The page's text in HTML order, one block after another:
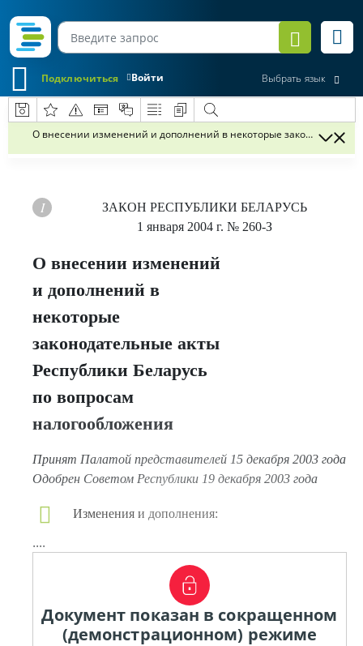
Войти
Подключиться Выбрать язык
О внесении изменений и дополнений в некоторые
ЗАКОН РЕСПУБЛИКИ БЕЛАРУСЬ
1 января 2004 г. № 260-З
О внесении изменений
и дополнений в
некоторые
законодательные акты
Республики Беларусь
по вопросам
налогообложения
Принят Палатой представителей 15 декабря 2003 года
Одобрен Советом Республики 19 декабря 2003 года
Изменения и дополнения:
....
Документ показан в сокращенном
(демонстрационном) режиме